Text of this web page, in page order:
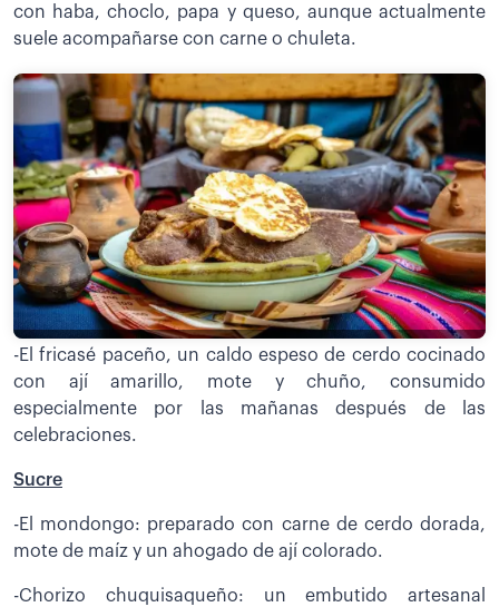
con haba, choclo, papa y queso, aunque actualmente
suele acompañarse con carne o chuleta.
-El fricasé paceño, un caldo espeso de cerdo cocinado
con ají amarillo, mote y chuño, consumido
especialmente por las mañanas después de las
celebraciones.
Sucre
-El mondongo: preparado con carne de cerdo dorada,
mote de maíz y un ahogado de ají colorado.
-Chorizo chuquisaqueño: un embutido artesanal